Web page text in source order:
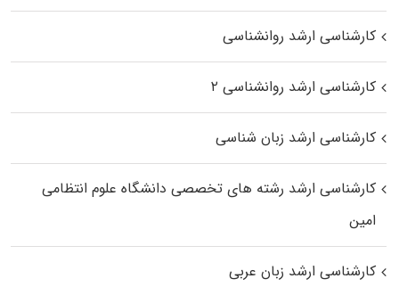
کارشناسی ارشد روانشناسی
کارشناسی ارشد روانشناسی ۲
کارشناسی ارشد زبان شناسی
کارشناسی ارشد رﺷﺘﻪ ﻫﺎی تخصصی داﻧﺸﮕﺎه ﻋﻠﻮم انتظامی
اﻣﻴﻦ
کارشناسی ارشد زبان عربی